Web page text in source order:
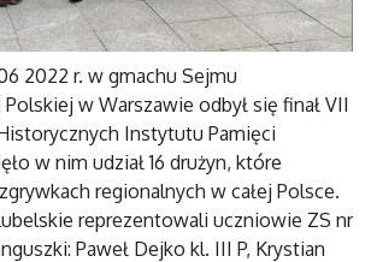
2022 r. w gmachu Sejmu
w Warszawie odbył się finał VII
Instytutu Pamięci
w nim udział 16 drużyn, które
regionalnych w całej Polsce.
reprezentowali uczniowie ZS nr
Paweł Dejko kl. III P, Krystian